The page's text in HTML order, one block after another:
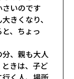
いのです
きくなり、
、ちょっ
、親も大人
きは、子ど